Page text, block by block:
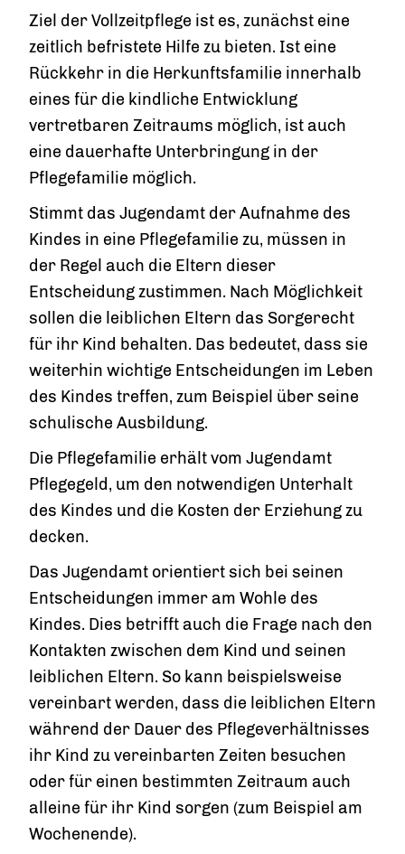
Ziel der Vollzeitpflege ist es, zunächst eine
zeitlich befristete Hilfe zu bieten. Ist eine
Rückkehr in die Herkunftsfamilie innerhalb
eines für die kindliche Entwicklung
vertretbaren Zeitraums möglich, ist auch
eine dauerhafte Unterbringung in der
Pflegefamilie möglich.
Stimmt das Jugendamt der Aufnahme des
Kindes in eine Pflegefamilie zu, müssen in
der Regel auch die Eltern dieser
Entscheidung zustimmen. Nach Möglichkeit
sollen die leiblichen Eltern das Sorgerecht
für ihr Kind behalten. Das bedeutet, dass sie
weiterhin wichtige Entscheidungen im Leben
des Kindes treffen, zum Beispiel über seine
schulische Ausbildung.
Die Pflegefamilie erhält vom Jugendamt
Pflegegeld, um den notwendigen Unterhalt
des Kindes und die Kosten der Erziehung zu
decken.
Das Jugendamt orientiert sich bei seinen
Entscheidungen immer am Wohle des
Kindes. Dies betrifft auch die Frage nach den
Kontakten zwischen dem Kind und seinen
leiblichen Eltern. So kann beispielsweise
vereinbart werden, dass die leiblichen Eltern
während der Dauer des Pflegeverhältnisses
ihr Kind zu vereinbarten Zeiten besuchen
oder für einen bestimmten Zeitraum auch
alleine für ihr Kind sorgen (zum Beispiel am
Wochenende).